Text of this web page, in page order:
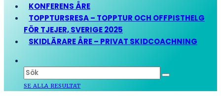
KONFERENS ÅRE
TOPPTURSRESA – TOPPTUR OCH OFFPISTHELG
FÖR TJEJER, SVERIGE 2025
SKIDLÄRARE ÅRE – PRIVAT SKIDCOACHNING
SE ALLA RESULTAT